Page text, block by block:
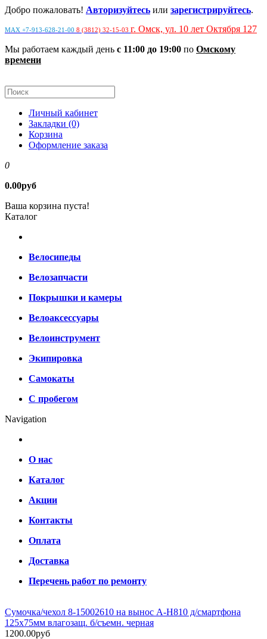
Добро пожаловать! Авторизуйтесь или зарегистрируйтесь.
MAX +7-913-628-21-00 8 (3812) 32-15-03 г. Омск, ул. 10 лет Октября 127
Мы работаем каждый день с 11:00 до 19:00 по Омскому
времени
Личный кабинет
Закладки (0)
Корзина
Оформление заказа
0
0.00руб
Ваша корзина пуста!
Каталог
Велосипеды
Велозапчасти
Покрышки и камеры
Велоаксессуары
Велоинструмент
Экипировка
Самокаты
С пробегом
Navigation
О нас
Каталог
Акции
Контакты
Оплата
Доставка
Перечень работ по ремонту
Сумочка/чехол 8-15002610 на вынос A-H810 д/смартфона
125х75мм влагозащ. б/съемн. черная
1200.00руб